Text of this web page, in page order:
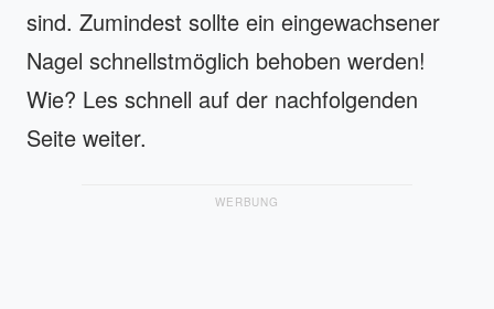
sind. Zumindest sollte ein eingewachsener
Nagel schnellstmöglich behoben werden!
Wie? Les schnell auf der nachfolgenden
Seite weiter.
WERBUNG